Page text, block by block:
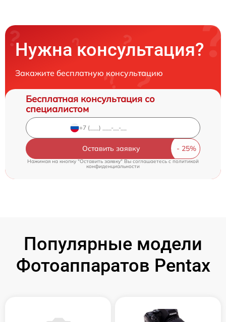
Нужна консультация?
Закажите бесплатную консультацию
Бесплатная консультация со
специалистом
Оставить заявку
Нажимая на кнопку "Оставить заявку" Вы соглашаетесь cполитикой
конфиденциальности
Популярные модели
Фотоаппаратов Pentax